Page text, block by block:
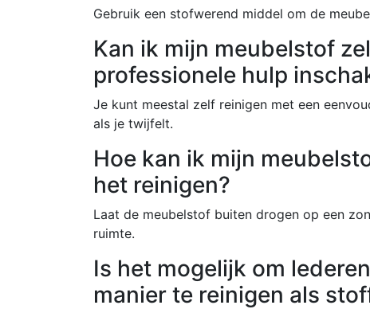
Gebruik een stofwerend middel om de
Kan ik mijn meubelstof
professionele hulp
Je kunt meestal zelf reinigen met een
als je twijfelt.
Hoe kan ik mijn
het reinigen?
Laat de meubelstof buiten drogen op een
ruimte.
Is het mogelijk om
manier te reinigen als